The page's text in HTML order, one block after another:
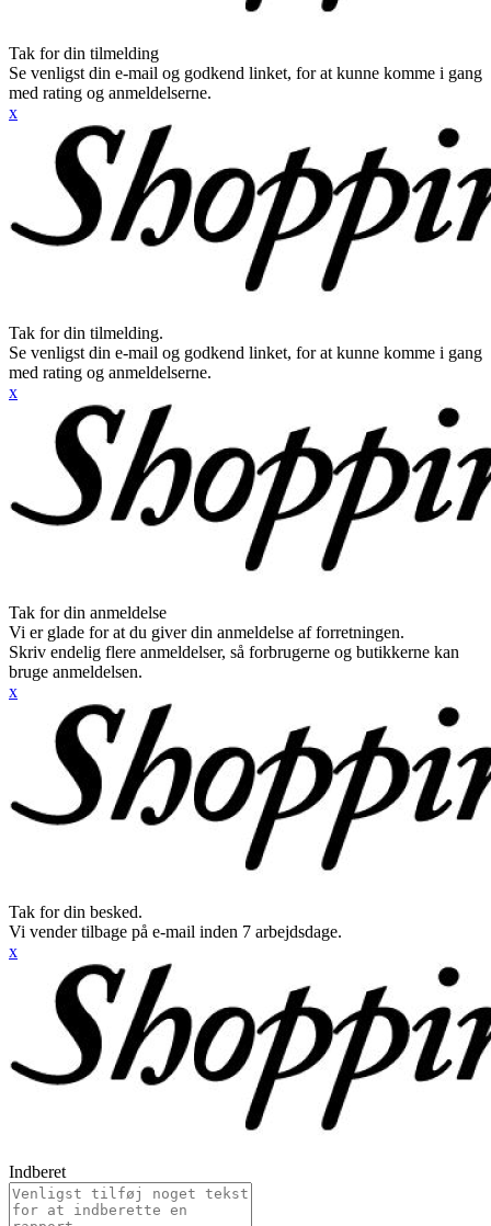
Tak for din tilmelding
Se venligst din e-mail og godkend linket, for at kunne komme i gang
med rating og anmeldelserne.
x
Tak for din tilmelding.
Se venligst din e-mail og godkend linket, for at kunne komme i gang
med rating og anmeldelserne.
x
Tak for din anmeldelse
Vi er glade for at du giver din anmeldelse af forretningen.
Skriv endelig flere anmeldelser, så forbrugerne og butikkerne kan
bruge anmeldelsen.
x
Tak for din besked.
Vi vender tilbage på e-mail inden 7 arbejdsdage.
x
Indberet